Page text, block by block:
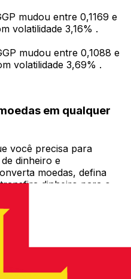
mudou entre 0,1169 e
volatilidade 3,16% .
mudou entre 0,1088 e
volatilidade 3,69% .
em qualquer
você precisa para
dinheiro e
moedas, defina
dinheiro para o